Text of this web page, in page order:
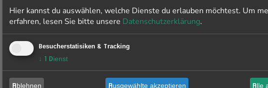
Hier kannst du auswählen, welche Dienste du erlauben möchtest. Um
erfahren, lesen Sie bitte unsere Datenschutzerklärung.
Besucherstatisiken & Tracking
↓ 1 Dienst
Ablehnen Ausgewählte akzeptieren Alle